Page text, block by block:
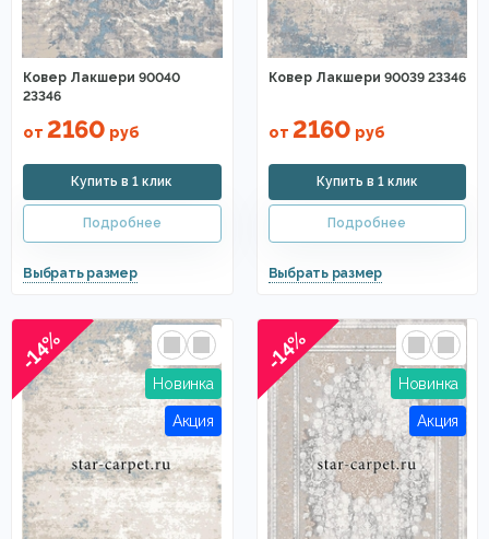
Ковер Лакшери 90040
23346
от 2160 руб
Ковер Лакшери 90039 23346
от 2160 руб
-14% -14%